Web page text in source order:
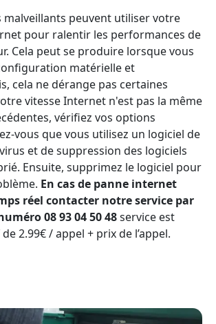
malveillants peuvent utiliser votre
pour ralentir les performances de
Cela peut se produire lorsque vous
matérielle et
cela ne dérange pas certaines
vitesse Internet n'est pas la même
vérifiez vos options
vous que vous utilisez un logiciel de
et de suppression des logiciels
Ensuite, supprimez le logiciel pour
En cas de panne internet
réel contacter notre service par
08 93 04 50 48service est
2.99€ / appel + prix de l’appel.